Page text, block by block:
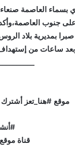
بسماء العاصمة
بمديرية بلاد
ساعات من
موقع #هنا _تعز أشترك
قناة